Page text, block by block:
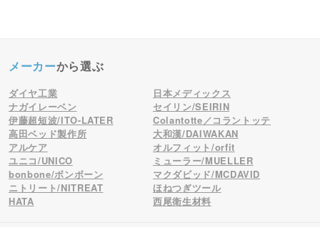
メーカーから選ぶ
ダイヤ工業
日本メディックス
ナガイレーベン
セイリン/SEIRIN
伊藤超短波/ITO-LATER
Colantotte／コラントッテ
高田ベッド製作所
大和漢/DAIWAKAN
アルケア
オルフィット/orfit
ユニコ/UNICO
ミューラー/MUELLER
bonbone/ボンボーン
マクダビッド/MCDAVID
ニトリート/NITREAT
ほねつぎツール
HATA
西尾衛生材料